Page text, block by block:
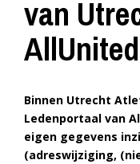
van
AllUnited
Binnen Utrecht
Ledenportaal van
eigen gegevens
(adreswijziging,